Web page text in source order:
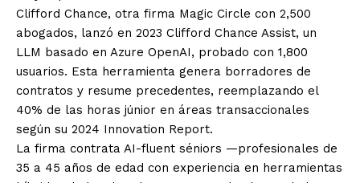
Clifford Chance, otra firma Magic Circle con 2,500
abogados, lanzó en 2023 Clifford Chance Assist, un
LLM basado en Azure OpenAI, probado con 1,800
usuarios. Esta herramienta genera borradores de
contratos y resume precedentes, reemplazando el
40% de las horas júnior en áreas transaccionales
según su 2024 Innovation Report.
La firma contrata AI-fluent séniors —profesionales de
35 a 45 años de edad con experiencia en herramientas